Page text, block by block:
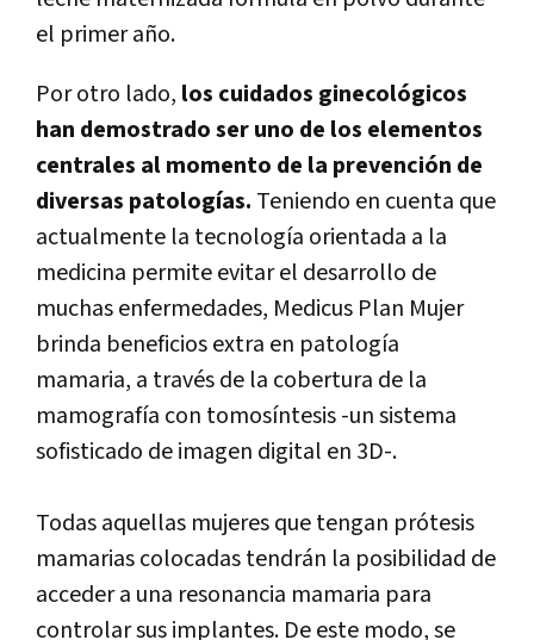
el primer año.
Por otro lado, los cuidados ginecológicos
han demostrado ser uno de los elementos
centrales al momento de la prevención de
diversas patologías. Teniendo en cuenta que
actualmente la tecnología orientada a la
medicina permite evitar el desarrollo de
muchas enfermedades, Medicus Plan Mujer
brinda beneficios extra en patología
mamaria, a través de la cobertura de la
mamografía con tomosíntesis -un sistema
sofisticado de imagen digital en 3D-.
Todas aquellas mujeres que tengan prótesis
mamarias colocadas tendrán la posibilidad de
acceder a una resonancia mamaria para
controlar sus implantes. De este modo, se